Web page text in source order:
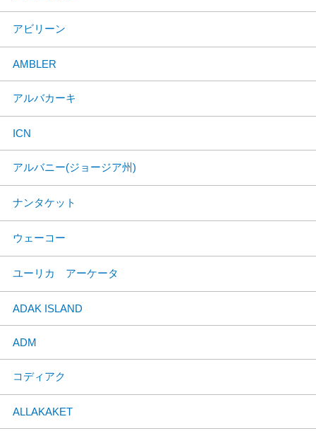
アビリーン
AMBLER
アルバカーキ
ICN
アルバニー(ジョージア州)
ナンタケット
ウェーコー
ユーリカ アーケータ
ADAK ISLAND
ADM
コディアク
ALLAKAKET